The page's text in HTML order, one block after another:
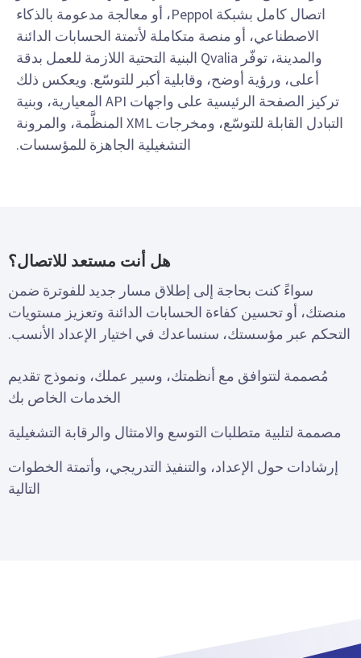
اتصال كامل بشبكة Peppol، أو معالجة مدعومة بالذكاء
الاصطناعي، أو منصة متكاملة لأتمتة الحسابات الدائنة
والمدينة، توفّر Qvalia البنية التحتية اللازمة للعمل بدقة
أعلى، ورؤية أوضح، وقابلية أكبر للتوسّع. ويعكس ذلك
تركيز الصفحة الرئيسية على واجهات API المعيارية، وبنية
التبادل القابلة للتوسّع، ومخرجات XML المنظَّمة، والمرونة
التشغيلية الجاهزة للمؤسسات.
هل أنت مستعد للاتصال؟
سواءً كنت بحاجة إلى إطلاق مسار جديد للفوترة ضمن
منصتك، أو تحسين كفاءة الحسابات الدائنة وتعزيز مستويات
التحكم عبر مؤسستك، سنساعدك في اختيار الإعداد الأنسب.
مُصممة لتتوافق مع أنظمتك، وسير عملك، ونموذج تقديم
الخدمات الخاص بك
مصممة لتلبية متطلبات التوسع والامتثال والرقابة التشغيلية
إرشادات حول الإعداد، والتنفيذ التدريجي، وأتمتة الخطوات
التالية